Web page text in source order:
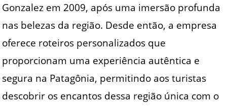
Gonzalez em 2009, após uma imersão profunda
nas belezas da região. Desde então, a empresa
oferece roteiros personalizados que
proporcionam uma experiência autêntica e
segura na Patagônia, permitindo aos turistas
descobrir os encantos dessa região única com o